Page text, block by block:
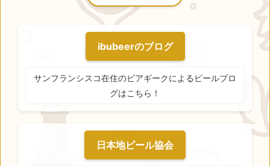
ibubeerのブログ
サンフランシスコ在住のビアギークによるビールブロ
グはこちら！
日本地ビール協会